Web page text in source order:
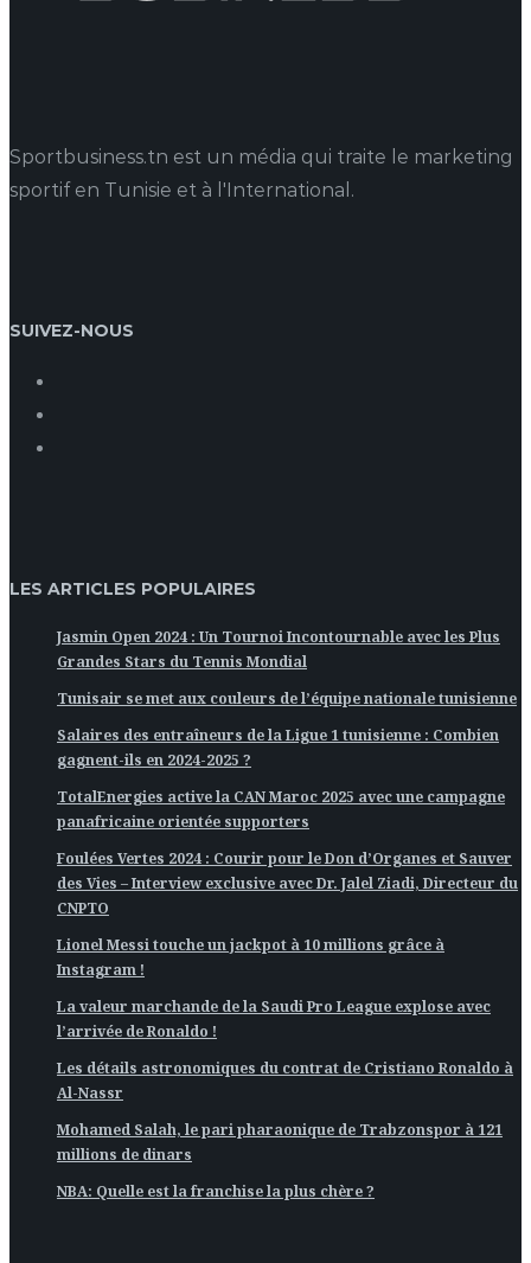
Sportbusiness.tn est un média qui traite le marketing
sportif en Tunisie et à l'International.
SUIVEZ-NOUS
LES ARTICLES POPULAIRES
Jasmin Open 2024 : Un Tournoi Incontournable avec les Plus
Grandes Stars du Tennis Mondial
Tunisair se met aux couleurs de l’équipe nationale tunisienne
Salaires des entraîneurs de la Ligue 1 tunisienne : Combien
gagnent-ils en 2024-2025 ?
TotalEnergies active la CAN Maroc 2025 avec une campagne
panafricaine orientée supporters
Foulées Vertes 2024 : Courir pour le Don d’Organes et Sauver
des Vies – Interview exclusive avec Dr. Jalel Ziadi, Directeur du
CNPTO
Lionel Messi touche un jackpot à 10 millions grâce à
Instagram !
La valeur marchande de la Saudi Pro League explose avec
l’arrivée de Ronaldo !
Les détails astronomiques du contrat de Cristiano Ronaldo à
Al-Nassr
Mohamed Salah, le pari pharaonique de Trabzonspor à 121
millions de dinars
NBA: Quelle est la franchise la plus chère ?